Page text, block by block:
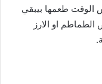
طعمها بيبقي
او الارز